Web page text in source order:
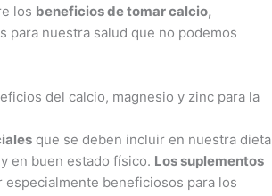
los beneficios de tomar calcio,
para nuestra salud que no podemos
del calcio, magnesio y zinc para la
que se deben incluir en nuestra dieta
en buen estado físico. Los suplementos
especialmente beneficiosos para los